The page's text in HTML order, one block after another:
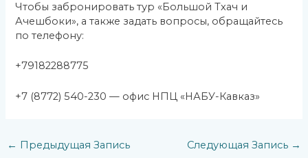
Чтобы забронировать тур «Большой Тхач и
Ачешбоки», а также задать вопросы, обращайтесь
по телефону:
+79182288775
+7 (8772) 540-230 — офис НПЦ «НАБУ-Кавказ»
← Предыдущая Запись Следующая Запись →